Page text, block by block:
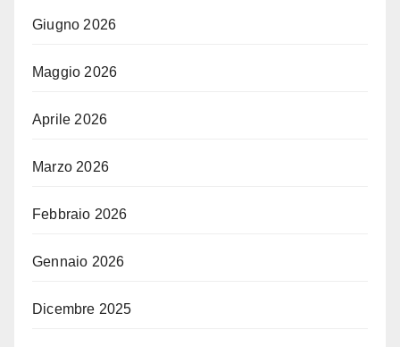
Giugno 2026
Maggio 2026
Aprile 2026
Marzo 2026
Febbraio 2026
Gennaio 2026
Dicembre 2025